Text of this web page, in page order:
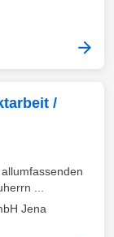
/
...
Jena